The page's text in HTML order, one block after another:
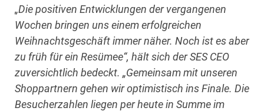
„Die positiven Entwicklungen der vergangenen
Wochen bringen uns einem erfolgreichen
Weihnachtsgeschäft immer näher. Noch ist es aber
zu früh für ein Resümee“, hält sich der SES CEO
zuversichtlich bedeckt. „Gemeinsam mit unseren
Shoppartnern gehen wir optimistisch ins Finale. Die
Besucherzahlen liegen per heute in Summe im